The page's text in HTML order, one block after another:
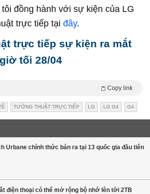
đồng hành với sự kiện của LG
trực tiếp tại đây.
trực tiếp sự kiện ra mắt
tối 28/04
Copy link
TƯỜNG THUẬT TRỰC TIẾP LG LG G4 G4
Urbane chính thức bán ra tại 13 quốc gia đầu tiên
điện thoại có thể mở rộng bộ nhớ lên tới 2TB